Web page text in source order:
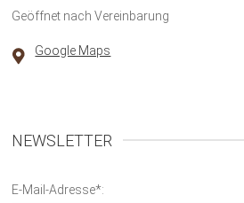
Geöffnet nach Vereinbarung
Google Maps
NEWSLETTER
E-Mail-Adresse*: